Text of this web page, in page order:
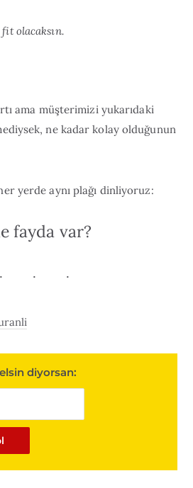
olacaksın.
ama müşterimizi yukarıdaki
ne kadar kolay olduğunun
yerde aynı plağı dinliyoruz:
fayda var?
diyorsan: